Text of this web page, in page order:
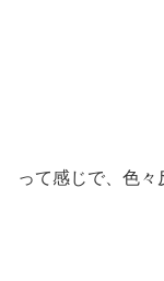
って感じで、色々